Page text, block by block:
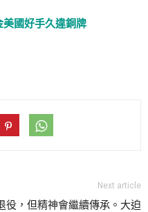
美國好手久違銅牌
Next article
役，但精神會繼續傳承。大迫